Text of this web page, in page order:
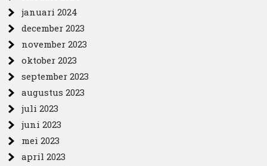
januari 2024
december 2023
november 2023
oktober 2023
september 2023
augustus 2023
juli 2023
juni 2023
mei 2023
april 2023